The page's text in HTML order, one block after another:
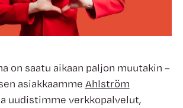
on saatu aikaan paljon muutakin –
asiakkaamme Ahlström
uudistimme verkkopalvelut,